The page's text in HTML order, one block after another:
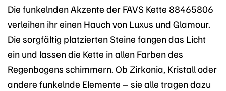
Die funkelnden Akzente der FAVS Kette 88465806
verleihen ihr einen Hauch von Luxus und Glamour.
Die sorgfältig platzierten Steine fangen das Licht
ein und lassen die Kette in allen Farben des
Regenbogens schimmern. Ob Zirkonia, Kristall oder
andere funkelnde Elemente – sie alle tragen dazu